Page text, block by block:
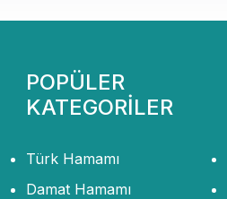
POPÜLER
KATEGORİLER
Türk Hamamı
Damat Hamamı